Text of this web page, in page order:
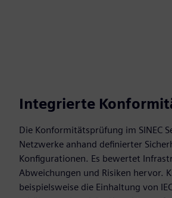
Integrierte
Die Konformitätsprüfung im SINEC
Netzwerke anhand definierter
Konfigurationen. Es bewertet
Abweichungen und Risiken hervor.
beispielsweise die Einhaltung von